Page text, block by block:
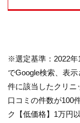
※選定基準：2022年
でGoogle検索、表
件に該当したクリニ
口コミの件数が100
ク【低価格】1万円